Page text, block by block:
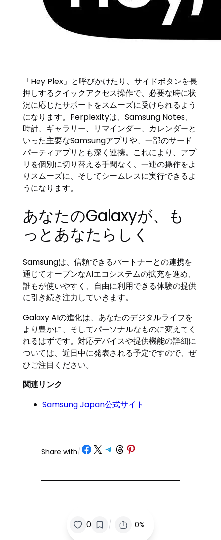
「Hey Plex」と呼びかけたり、サイドボタンを長
押しするクイックアクセス操作で、必要な時に状
況に応じたサポートをスムーズに受けられるよう
になります。Perplexityは、Samsung Notes、
時計、ギャラリー、リマインダー、カレンダーと
いった主要なSamsungアプリや、一部のサード
パーティアプリとも深く連携。これにより、アプ
リを個別に切り替える手間なく、一連の操作をよ
りスムーズに、そしてシームレスに実行できるよ
うになります。
あなたのGalaxyが、も
っとあなたらしく
Samsungは、信頼できるパートナーとの連携を
通じてオープンなAIエコシステムの拡充を進め、
誰もが使いやすく、自由に利用できる体験の提供
に引き続き注力していきます。
Galaxy AIの進化は、あなたのデジタルライフを
より豊かに、そしてパーソナルなものに変えてく
れるはずです。対応デバイスや提供機能の詳細に
ついては、近日中に発表される予定ですので、ぜ
ひご注目ください。
関連リンク
Samsung Japan公式サイト
Share with/ Share on Facebook
Share on X Share on Telegram
Share on Threads
Share on Pinterest
0 / 0%